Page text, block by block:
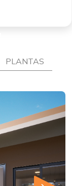
PLANTAS